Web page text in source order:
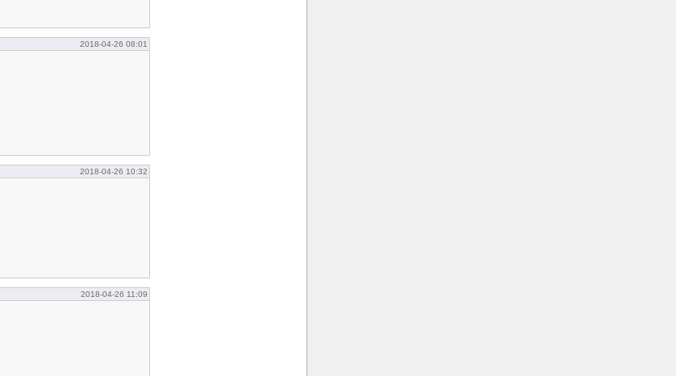
2018-04-26 08:01
2018-04-26 10:32
2018-04-26 11:09